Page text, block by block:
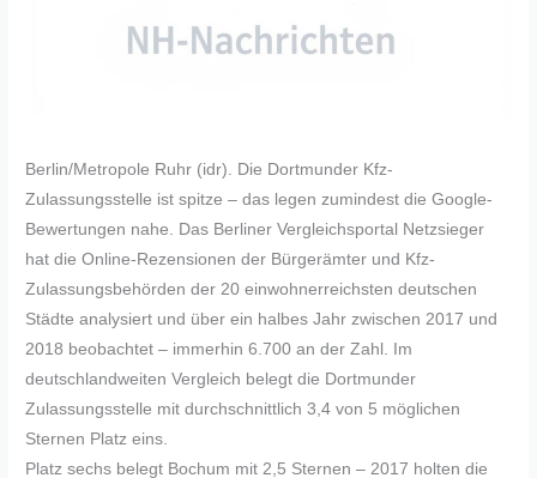
Berlin/Metropole Ruhr (idr). Die Dortmunder Kfz-
Zulassungsstelle ist spitze – das legen zumindest die Google-
Bewertungen nahe. Das Berliner Vergleichsportal Netzsieger
hat die Online-Rezensionen der Bürgerämter und Kfz-
Zulassungsbehörden der 20 einwohnerreichsten deutschen
Städte analysiert und über ein halbes Jahr zwischen 2017 und
2018 beobachtet – immerhin 6.700 an der Zahl. Im
deutschlandweiten Vergleich belegt die Dortmunder
Zulassungsstelle mit durchschnittlich 3,4 von 5 möglichen
Sternen Platz eins.
Platz sechs belegt Bochum mit 2,5 Sternen – 2017 holten die